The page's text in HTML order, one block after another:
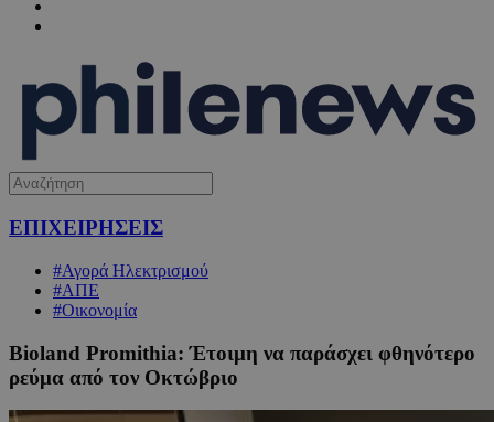
ΕΠΙΧΕΙΡΗΣΕΙΣ
#Αγορά Ηλεκτρισμού
#ΑΠΕ
#Οικονομία
Bioland Promithia: Έτοιμη να παράσχει φθηνότερο
ρεύμα από τον Οκτώβριο